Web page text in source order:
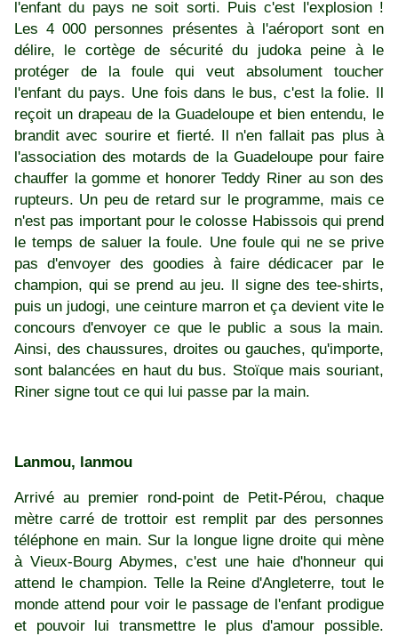
l'enfant du pays ne soit sorti. Puis c'est l'explosion !
Les 4 000 personnes présentes à l'aéroport sont en
délire, le cortège de sécurité du judoka peine à le
protéger de la foule qui veut absolument toucher
l'enfant du pays. Une fois dans le bus, c'est la folie. Il
reçoit un drapeau de la Guadeloupe et bien entendu, le
brandit avec sourire et fierté. Il n'en fallait pas plus à
l'association des motards de la Guadeloupe pour faire
chauffer la gomme et honorer Teddy Riner au son des
rupteurs. Un peu de retard sur le programme, mais ce
n'est pas important pour le colosse Habissois qui prend
le temps de saluer la foule. Une foule qui ne se prive
pas d'envoyer des goodies à faire dédicacer par le
champion, qui se prend au jeu. Il signe des tee-shirts,
puis un judogi, une ceinture marron et ça devient vite le
concours d'envoyer ce que le public a sous la main.
Ainsi, des chaussures, droites ou gauches, qu'importe,
sont balancées en haut du bus. Stoïque mais souriant,
Riner signe tout ce qui lui passe par la main.
Lanmou, lanmou
Arrivé au premier rond-point de Petit-Pérou, chaque
mètre carré de trottoir est remplit par des personnes
téléphone en main. Sur la longue ligne droite qui mène
à Vieux-Bourg Abymes, c'est une haie d'honneur qui
attend le champion. Telle la Reine d'Angleterre, tout le
monde attend pour voir le passage de l'enfant prodigue
et pouvoir lui transmettre le plus d'amour possible.